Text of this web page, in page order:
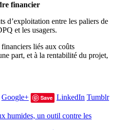
financier
d’exploitation entre les paliers de
et les usagers.
financiers liés aux coûts
part, et à la rentabilité du projet,
Google+ Save LinkedIn Tumblr
humides, un outil contre les